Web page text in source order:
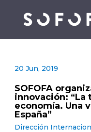
20 Jun, 2019
SOFOFA
innovación: “La
economía. Una
España”
Dirección